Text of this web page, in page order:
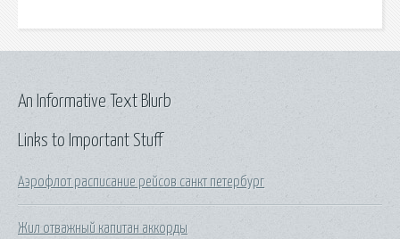
Links to Important Stuff
Аэрофлот расписание рейсов санкт петербург
Жил отважный капитан аккорды
An Informative Text Blurb